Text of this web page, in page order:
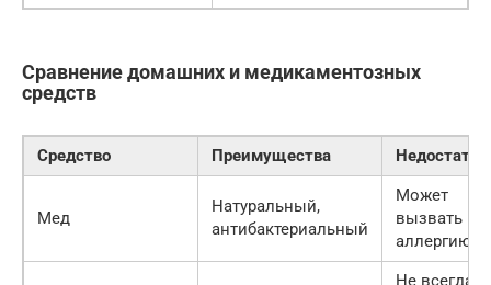
Сравнение домашних и медикаментозных
средств
Средство Преимущества Недостатки
Мед
Натуральный,
антибактериальный
Может
вызвать
аллергию
Не всегда